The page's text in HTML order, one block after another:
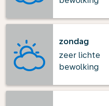
zondag
zeer lichte
bewolking